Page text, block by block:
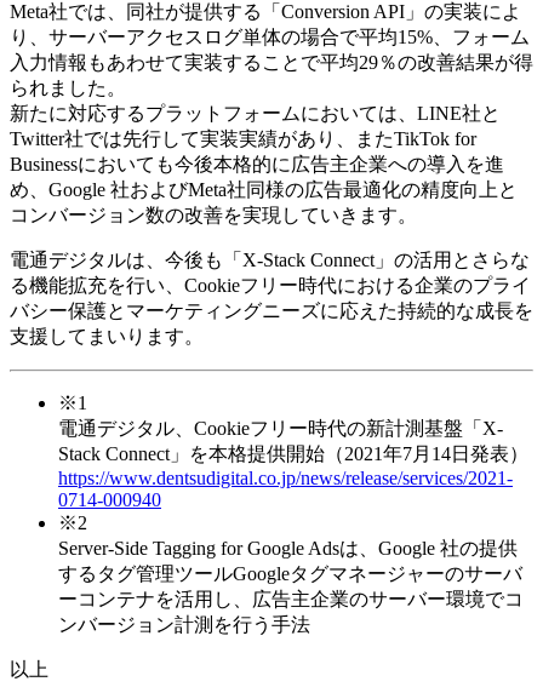
Meta社では、同社が提供する「Conversion API」の実装によ
り、サーバーアクセスログ単体の場合で平均15%、フォーム
入力情報もあわせて実装することで平均29％の改善結果が得
られました。
新たに対応するプラットフォームにおいては、LINE社と
Twitter社では先行して実装実績があり、またTikTok for
Businessにおいても今後本格的に広告主企業への導入を進
め、Google 社およびMeta社同様の広告最適化の精度向上と
コンバージョン数の改善を実現していきます。
電通デジタルは、今後も「X-Stack Connect」の活用とさらな
る機能拡充を行い、Cookieフリー時代における企業のプライ
バシー保護とマーケティングニーズに応えた持続的な成長を
支援してまいります。
※1
電通デジタル、Cookieフリー時代の新計測基盤「X-
Stack Connect」を本格提供開始（2021年7月14日発表）
https://www.dentsudigital.co.jp/news/release/services/2021-
0714-000940
※2
Server-Side Tagging for Google Adsは、Google 社の提供
するタグ管理ツールGoogleタグマネージャーのサーバ
ーコンテナを活用し、広告主企業のサーバー環境でコ
ンバージョン計測を行う手法
以上